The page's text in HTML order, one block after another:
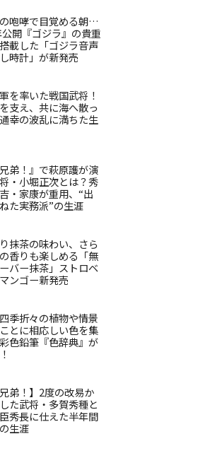
咆哮で目覚める朝…
開『ゴジラ』の貴重
載した「ゴジラ音声
時計」が新発売
を率いた戦国武将！
支え、共に海へ散っ
幸の波乱に満ちた生
兄弟！』で萩原護が演
・小堀正次とは？秀
・家康が重用、“出
た実務派”の生涯
抹茶の味わい、さら
香りも楽しめる「無
バー抹茶」ストロベ
ンゴー新発売
季折々の植物や情景
とに相応しい色を集
色鉛筆『色辞典』が
兄弟！】2度の改易か
た武将・多賀秀種と
秀長に仕えた半年間
生涯